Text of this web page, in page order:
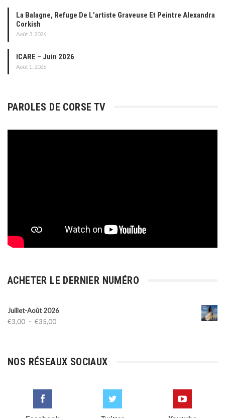
La Balagne, Refuge De L’artiste Graveuse Et Peintre Alexandra
Corkish
Août 3, 2026
ICARE – Juin 2026
Août 1, 2026
PAROLES DE CORSE TV
ACHETER LE DERNIER NUMÉRO
Juillet-Août 2026
€3,00 – €35,00Plage
à
NOS RÉSEAUX SOCIAUX